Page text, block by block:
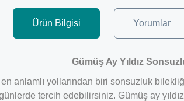
Ürün Bilgisi Yorumlar
Gümüş Ay Yıldız
anlamlı yollarından biri sonsuzluk
tercih edebilirsiniz. Gümüş ay